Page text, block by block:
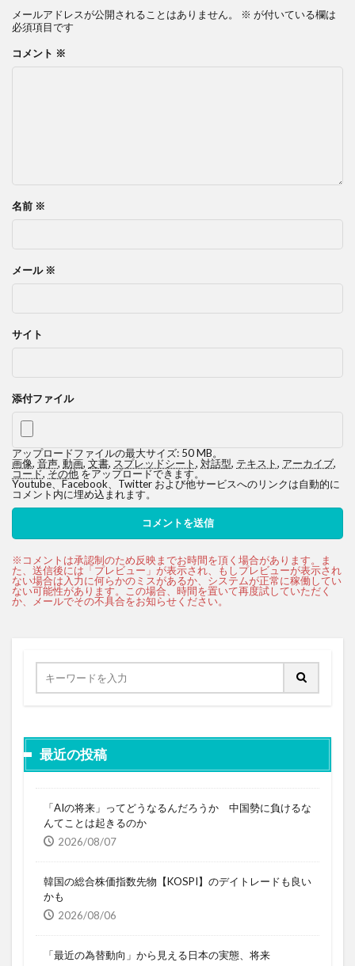
メールアドレスが公開されることはありません。 ※ が付いている欄は
必須項目です
コメント ※
名前 ※
メール ※
サイト
添付ファイル
アップロードファイルの最大サイズ: 50 MB。
画像, 音声, 動画, 文書, スプレッドシート, 対話型, テキスト, アーカイブ,
コード,その他をアップロードできます。
Youtube、Facebook、Twitter および他サービスへのリンクは自動的に
コメント内に埋め込まれます。
最近の投稿
「AIの将来」ってどうなるんだろうか 中国勢に負けるな
んてことは起きるのか
2026/08/07
韓国の総合株価指数先物【KOSPI】のデイトレードも良い
かも
2026/08/06
「最近の為替動向」から見える日本の実態、将来